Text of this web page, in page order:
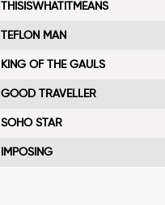
THISISWHATITMEANS
TEFLON MAN
KING OF THE GAULS
GOOD TRAVELLER
SOHO STAR
IMPOSING